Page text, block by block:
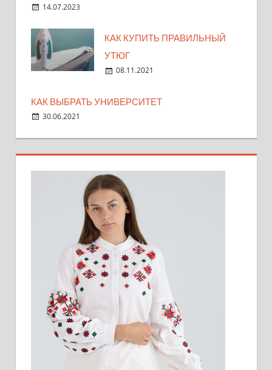
14.07.2023
КАК КУПИТЬ ПРАВИЛЬНЫЙ
УТЮГ
08.11.2021
КАК ВЫБРАТЬ УНИВЕРСИТЕТ
30.06.2021